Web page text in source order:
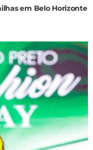
em Belo Horizonte